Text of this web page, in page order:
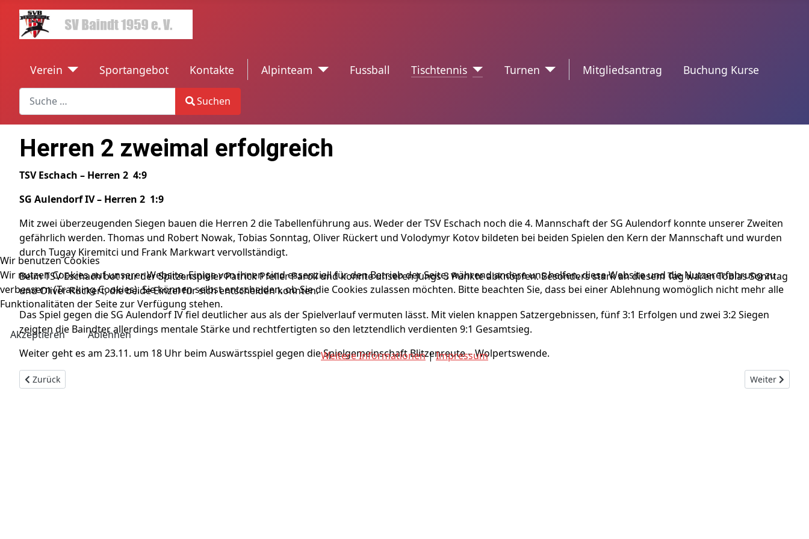
Verein Sportangebot Kontakte trennzeichen
Alpinteam Fussball Tischtennis Turnen trennzeichen2
Mitgliedsantrag Buchung Kurse
Search
Type 2 or more characters for results.
Suchen
Herren 2 zweimal erfolgreich
TSV Eschach – Herren 2 4:9
SG Aulendorf IV – Herren 2 1:9
Mit zwei überzeugenden Siegen bauen die Herren 2 die Tabellenführung aus. Weder der TSV Eschach noch die 4. Mannschaft der SG Aulendorf konnte unserer Zweiten
gefährlich werden. Thomas und Robert Nowak, Tobias Sonntag, Oliver Rückert und Volodymyr Kotov bildeten bei beiden Spielen den Kern der Mannschaft und wurden
durch Tugay Kiremitci und Frank Markwart vervollständigt.
Beim TSV Eschach bot nur der Spitzenspieler Patrick Pfeiler Paroli und konnte unseren Jungs 3 Punkte abknöpfen. Besonders stark an diesem Tag waren Tobias Sonntag
und Oliver Rückert, die beide Einzel für sich entscheiden konnten.
Das Spiel gegen die SG Aulendorf IV fiel deutlicher aus als der Spielverlauf vermuten lässt. Mit vielen knappen Satzergebnissen, fünf 3:1 Erfolgen und zwei 3:2 Siegen
zeigten die Baindter allerdings mentale Stärke und rechtfertigten so den letztendlich verdienten 9:1 Gesamtsieg.
Weiter geht es am 23.11. um 18 Uhr beim Auswärtsspiel gegen die Spielgemeinschaft Blitzenreute – Wolpertswende.
Vorheriger Beitrag: Herren 2 im Eiltempo zum 5. Saisonsieg
Zurück Nächster
Weiter
Wir benutzen Cookies
Wir nutzen Cookies auf unserer Website. Einige von ihnen sind essenziell für den Betrieb der Seite, während andere uns helfen, diese Website und die Nutzererfahrung zu
verbessern (Tracking Cookies). Sie können selbst entscheiden, ob Sie die Cookies zulassen möchten. Bitte beachten Sie, dass bei einer Ablehnung womöglich nicht mehr alle
Funktionalitäten der Seite zur Verfügung stehen.
Akzeptieren
Ablehnen
Weitere Informationen|Impressum